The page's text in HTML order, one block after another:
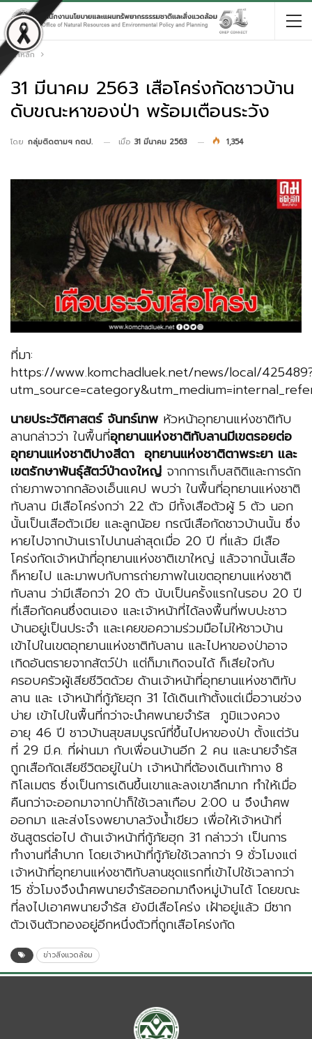
หน้าหลัก
31 มีนาคม 2563 เสือโคร่งกัดชาวบ้าน
ดับขณะหาของป่า พร้อมเตือนระวัง
โดย กลุ่มติดตามฯ กตป. เมื่อ 31 มีนาคม 2563 1,354
ที่มา:
https://www.komchadluek.net/news/local/
นายประวัติศาสตร์ จันทร์เทพหัวหน้าอุทยานแห่งชาติทับ
ลานกล่าวว่า ในพื้นที่อุทยานแห่งชาติทับลานมีเขตรอยต่อ
อุทยานแห่งชาติปางสีดา อุทยานแห่งชาติตาพระยา และ
เขตรักษาพันธุ์สัตว์ป่าดงใหญ่ จากการเก็บสถิติและการดัก
ถ่ายภาพจากกล้องเอ็นแคป พบว่า ในพื้นที่อุทยานแห่งชาติ
ทับลาน มีเสือโคร่งกว่า 22 ตัว มีทั้งเสือตัวผู้ 5 ตัว นอก
นั้นเป็นเสือตัวเมีย และลูกน้อย กรณีเสือกัดชาวบ้านนั้น ซึ่ง
หายไปจากบ้านเราไปนานล่าสุดเมื่อ 20 ปี ที่แล้ว มีเสือ
โคร่งกัดเจ้าหน้าที่อุทยานแห่งชาติเขาใหญ่ แล้วจากนั้นเสือ
ก็หายไป และมาพบกับการถ่ายภาพในเขตอุทยานแห่งชาติ
ทับลาน ว่ามีเสือกว่า 20 ตัว นับเป็นครั้งแรกในรอบ 20 ปี
ที่เสือกัดคนซึ่งตนเอง และเจ้าหน้าที่ได้ลงพื้นที่พบปะชาว
บ้านอยู่เป็นประจำ และเคยขอความร่วมมือไม่ให้ชาวบ้าน
เข้าไปในเขตอุทยานแห่งชาติทับลาน และไปหาของป่าอาจ
เกิดอันตรายจากสัตว์ป่า แต่ก็มาเกิดจนได้ ก็เสียใจกับ
ครอบครัวผู้เสียชีวิตด้วย ด้านเจ้าหน้าที่อุทยานแห่งชาติทับ
ลาน และ เจ้าหน้าที่กู้ภัยฮุก 31 ได้เดินเท้าตั้งแต่เมื่อวานช่วง
บ่าย เข้าไปในพื้นที่กว่าจะนำศพนายจำรัส ภูมิแวงควง
อายุ 46 ปี ชาวบ้านสุขสมบูรณ์ที่ขึ้นไปหาของป่า ตั้งแต่วัน
ที่ 29 มี.ค. ที่ผ่านมา กับเพื่อนบ้านอีก 2 คน และนายจำรัส
ถูกเสือกัดเสียชีวิตอยู่ในป่า เจ้าหน้าที่ต้องเดินเท้าทาง 8
กิโลเมตร ซึ่งเป็นการเดินขึ้นเขาและลงเขาลึกมาก ทำให้เมื่อ
คืนกว่าจะออกมาจากป่าก็ใช้เวลาเกือบ 2:00 น จึงนำศพ
ออกมา และส่งโรงพยาบาลวังน้ำเขียว เพื่อให้เจ้าหน้าที่
ชันสูตรต่อไป ด้านเจ้าหน้าที่กู้ภัยฮุก 31 กล่าวว่า เป็นการ
ทำงานที่ลำบาก โดยเจ้าหน้าที่กู้ภัยใช้เวลากว่า 9 ชั่วโมงแต่
เจ้าหน้าที่อุทยานแห่งชาติทับลานชุดแรกที่เข้าไปใช้เวลากว่า
15 ชั่วโมงจึงนำศพนายจำรัสออกมาถึงหมู่บ้านได้ โดยขณะ
ที่ลงไปเอาศพนายจำรัส ยังมีเสือโคร่ง เฝ้าอยู่แล้ว มีซาก
ตัวเงินตัวทองอยู่อีกหนึ่งตัวที่ถูกเสือโคร่งกัด
ข่าวสิ่งแวดล้อม